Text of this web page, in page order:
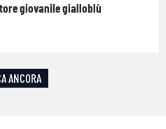
giovanile gialloblù
ANCORA